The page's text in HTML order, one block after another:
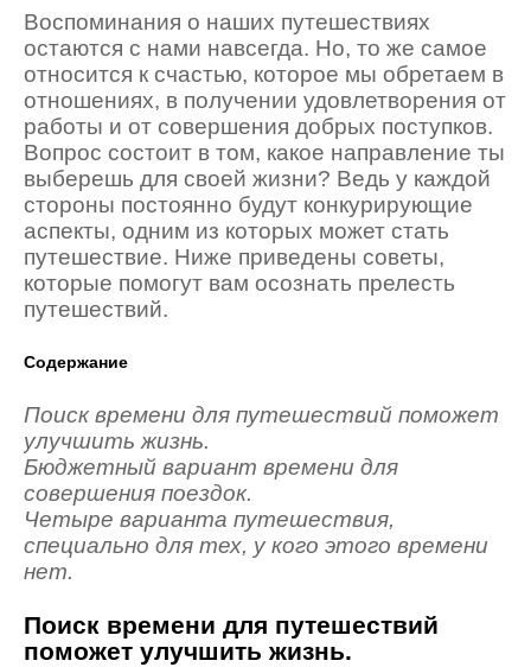
Воспоминания о наших путешествиях
остаются с нами навсегда. Но, то же самое
относится к счастью, которое мы обретаем в
отношениях, в получении удовлетворения от
работы и от совершения добрых поступков.
Вопрос состоит в том, какое направление ты
выберешь для своей жизни? Ведь у каждой
стороны постоянно будут конкурирующие
аспекты, одним из которых может стать
путешествие. Ниже приведены советы,
которые помогут вам осознать прелесть
путешествий.
Содержание
Поиск времени для путешествий поможет
улучшить жизнь.
Бюджетный вариант времени для
совершения поездок.
Четыре варианта путешествия,
специально для тех, у кого этого времени
нет.
Поиск времени для путешествий
поможет улучшить жизнь.